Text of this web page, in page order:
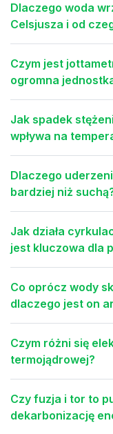
Dlaczego woda
Celsjusza i od
Czym jest
ogromna
Jak spadek
wpływa na
Dlaczego
bardziej niż
Jak działa
jest kluczowa dla
Co oprócz wody
dlaczego jest on
Czym różni się
termojądrowej?
Czy fuzja i tor to
dekarbonizację